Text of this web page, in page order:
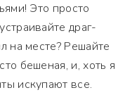
Это просто
драг-
на месте? Решайте
бешеная, и, хоть я
искупают все.